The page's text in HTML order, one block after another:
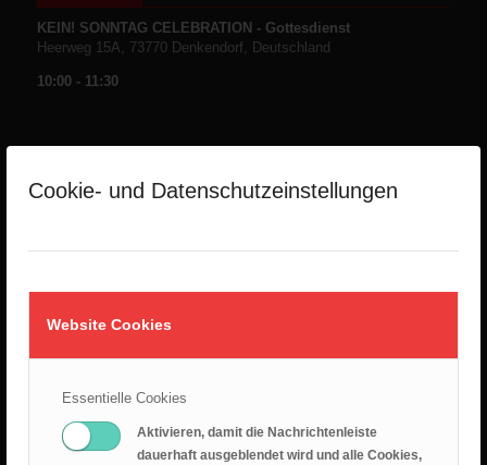
Cookie- und Datenschutzeinstellungen
Website Cookies
Essentielle Cookies
Aktivieren, damit die Nachrichtenleiste
dauerhaft ausgeblendet wird und alle Cookies,
KEIN! SONNTAG CELEBRATION - Gottesdienst
Heerweg 15A, 73770 Denkendorf, Deutschland
10:00- 11:30
2. August 2026
Predigt 2026.07.19 – Epheserbief Kap. 6
18. Juli 2026